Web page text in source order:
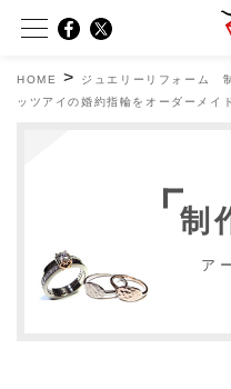
HOME > ジュエリーリフォーム
ッツアイの婚約指輪をオーダーメイ
制
ア